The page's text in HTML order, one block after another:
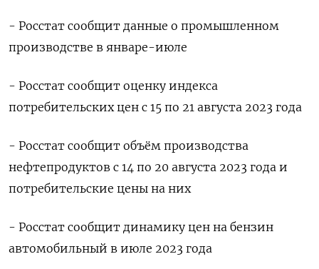
- Росстат сообщит данные о промышленном
производстве в январе-июле
- Росстат сообщит оценку индекса
потребительских цен с 15 по 21 августа 2023 года
- Росстат сообщит объём производства
нефтепродуктов с 14 по 20 августа 2023 года и
потребительские цены на них
- Росстат сообщит динамику цен на бензин
автомобильный в июле 2023 года